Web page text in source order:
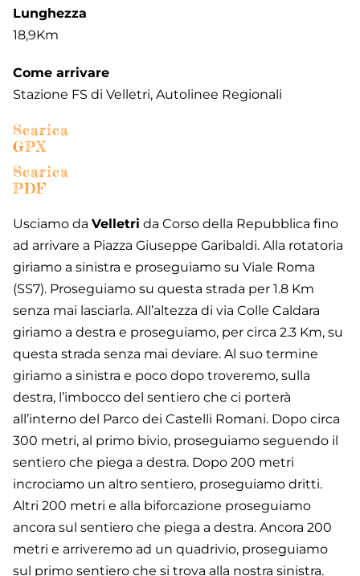
Lunghezza
18,9Km
Come arrivare
Stazione FS di Velletri, Autolinee Regionali
Scarica
GPX
Scarica
PDF
Usciamo da Velletri da Corso della Repubblica fino
ad arrivare a Piazza Giuseppe Garibaldi. Alla rotatoria
giriamo a sinistra e proseguiamo su Viale Roma
(SS7). Proseguiamo su questa strada per 1.8 Km
senza mai lasciarla. All’altezza di via Colle Caldara
giriamo a destra e proseguiamo, per circa 2.3 Km, su
questa strada senza mai deviare. Al suo termine
giriamo a sinistra e poco dopo troveremo, sulla
destra, l’imbocco del sentiero che ci porterà
all’interno del Parco dei Castelli Romani. Dopo circa
300 metri, al primo bivio, proseguiamo seguendo il
sentiero che piega a destra. Dopo 200 metri
incrociamo un altro sentiero, proseguiamo dritti.
Altri 200 metri e alla biforcazione proseguiamo
ancora sul sentiero che piega a destra. Ancora 200
metri e arriveremo ad un quadrivio, proseguiamo
sul primo sentiero che si trova alla nostra sinistra.